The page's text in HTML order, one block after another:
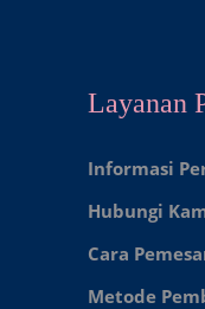
Layanan
Informasi
Hubungi
Cara
Metode